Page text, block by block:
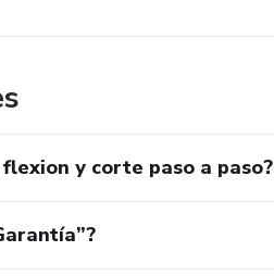
y corte paso a paso?